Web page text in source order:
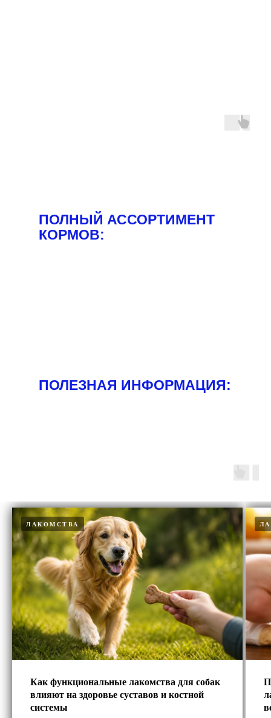
ПОЛНЫЙ АССОРТИМЕНТ
КОРМОВ:
ПОЛЕЗНАЯ ИНФОРМАЦИЯ:
ЛАКОМСТВА
Как функциональные лакомства для собак
влияют на здоровье суставов и костной
системы